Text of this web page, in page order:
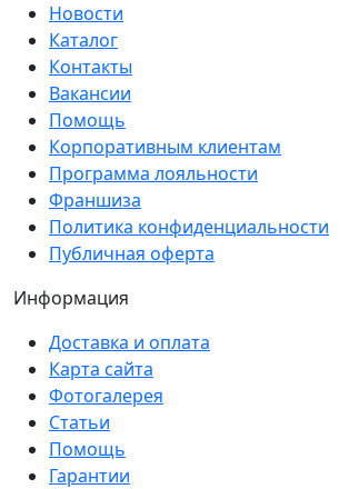
Новости
Каталог
Контакты
Вакансии
Помощь
Корпоративным клиентам
Программа лояльности
Франшиза
Политика конфиденциальности
Публичная оферта
Информация
Доставка и оплата
Карта сайта
Фотогалерея
Статьи
Помощь
Гарантии